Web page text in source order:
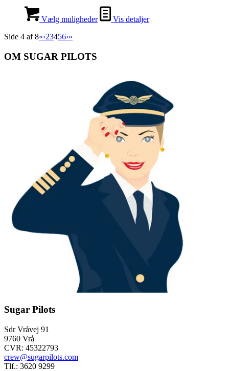
Vælg muligheder
Vis detaljer
Side 4 af 8«‹23456›»
OM SUGAR PILOTS
Sugar Pilots
Sdr Vråvej 91
9760 Vrå
CVR: 45322793
crew@sugarpilots.com
Tlf.: 3620 9299